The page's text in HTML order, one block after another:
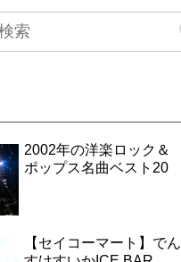
2002年の洋楽ロック＆
ポップス名曲ベスト20
【セイコーマート】でん